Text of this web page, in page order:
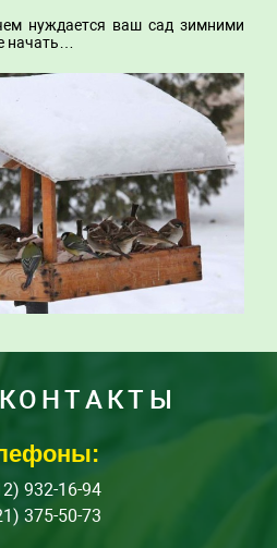
нуждается ваш сад зимними
начать…
932-16-94
375-50-73